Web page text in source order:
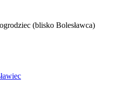
(blisko Bolesławca)